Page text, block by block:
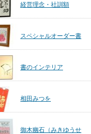
経営理念・社訓額
スペシャルオーダー書
書のインテリア
相田みつを
御木幽石（みきゆうせ